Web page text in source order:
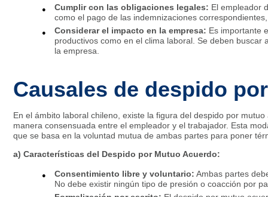
Cumplir con las obligaciones legales: El empleador
como el pago de las indemnizaciones
Considerar el impacto en la empresa: Es importante
productivos como en el clima laboral. Se deben
la empresa.
Causales de despido
En el ámbito laboral chileno, existe la figura del despido por
manera consensuada entre el empleador y el trabajador. Esta
que se basa en la voluntad mutua de ambas partes para poner
a) Características del Despido por Mutuo Acuerdo:
Consentimiento libre y voluntario: Ambas partes
No debe existir ningún tipo de presión o coacción por